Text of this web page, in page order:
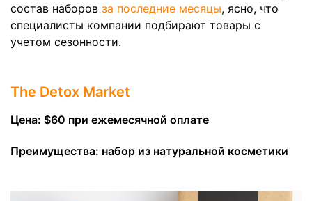
состав наборов за последние месяцы, ясно, что
специалисты компании подбирают товары с
учетом сезонности.
The Detox Market
Цена: $60 при ежемесячной оплате
Преимущества: набор из натуральной косметики